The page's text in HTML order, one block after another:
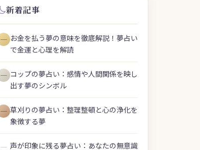
新着記事
― お金を払う夢の意味を徹底解説！夢占い
で金運と心理を解読
― コップの夢占い：感情や人間関係を映し
出す夢のシンボル
― 草刈りの夢占い：整理整頓と心の浄化を
象徴する夢
― 声が印象に残る夢占い：あなたの無意識